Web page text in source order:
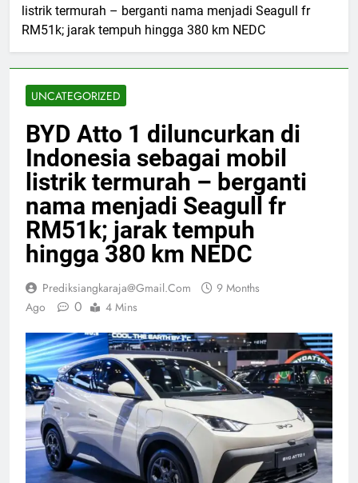
listrik termurah – berganti nama menjadi Seagull fr
RM51k; jarak tempuh hingga 380 km NEDC
UNCATEGORIZED
BYD Atto 1 diluncurkan di
Indonesia sebagai mobil
listrik termurah – berganti
nama menjadi Seagull fr
RM51k; jarak tempuh
hingga 380 km NEDC
Prediksiangkaraja@gmail.com
9 Months
Ago
0 4 Mins